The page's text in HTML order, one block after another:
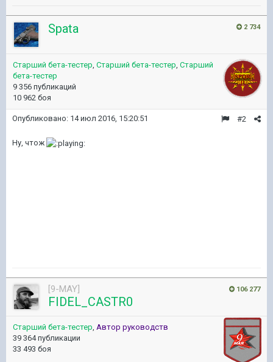
2 734
Spata
Старший бета-тестер, Старший бета-тестер, Старший
бета-тестер
9 356 публикаций
10 962 боя
#2
Опубликовано: 14 июл 2016, 15:20:51
Ну, чтож
106 277
[9-MAY]
FIDEL_CASTR0
Старший бета-тестер, Автор руководств
39 364 публикации
33 493 боя